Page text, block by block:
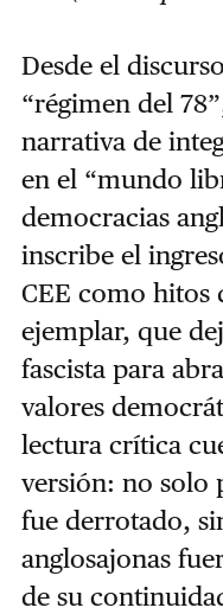
Desde el
“régimen del
narrativa de
en el “mundo
democracias
inscribe el
CEE como hitos
ejemplar, que
fascista para
valores
lectura crítica
versión: no solo
fue derrotado,
anglosajonas
de su